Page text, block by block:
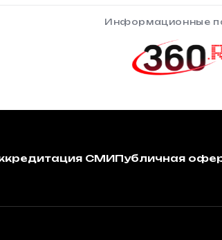
Информационные
СМИПубличная